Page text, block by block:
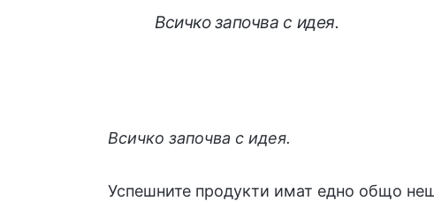
Всичко започва с идея.
Всичко започва с идея.
Успешните продукти имат едно общо